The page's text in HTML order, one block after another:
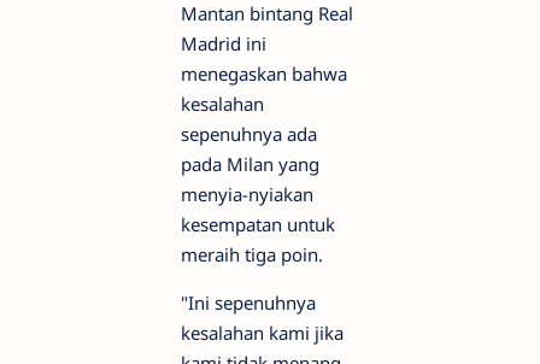
Mantan bintang Real
Madrid ini
menegaskan bahwa
kesalahan
sepenuhnya ada
pada Milan yang
menyia-nyiakan
kesempatan untuk
meraih tiga poin.
"Ini sepenuhnya
kesalahan kami jika